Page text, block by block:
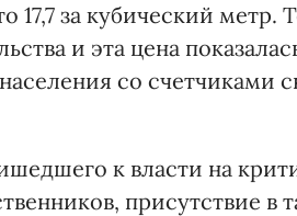
17,7 за кубический
и эта цена
со счетчиками
к власти на
присутствие в